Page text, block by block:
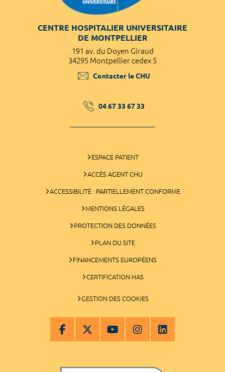
CENTRE HOSPITALIER UNIVERSITAIRE
DE MONTPELLIER
191 av. du Doyen Giraud
34295 Montpellier cedex 5
Contacter le CHU
04 67 33 67 33
ESPACE PATIENT
ACCÈS AGENT CHU
ACCESSIBILITÉ : PARTIELLEMENT CONFORME
MENTIONS LÉGALES
PROTECTION DES DONNÉES
PLAN DU SITE
FINANCEMENTS EUROPÉENS
CERTIFICATION HAS
GESTION DES COOKIES